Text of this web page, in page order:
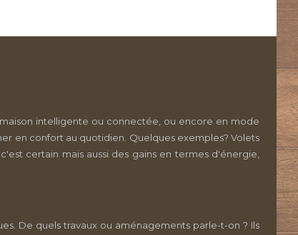
intelligente ou connectée, ou encore en mode
en confort au quotidien. Quelques exemples? Volets
certain mais aussi des gains en termes d'énergie,
De quels travaux ou aménagements parle-t-on ? Ils